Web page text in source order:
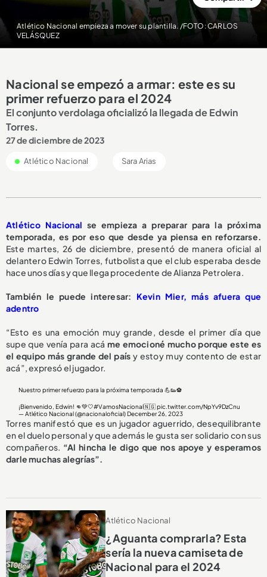
Atlético Nacional empieza a mover su plantilla. /FOTO: CARLOS
VELÁSQUEZ
Nacional se empezó a armar: este es su
primer refuerzo para el 2024
El conjunto verdolaga oficializó la llegada de Edwin
Torres.
27 de diciembre de 2023
Atlético Nacional Sara Arias
Atlético Nacional se empieza a preparar para la próxima
temporada, es por eso que desde ya piensa en reforzarse.
Este martes, 26 de diciembre, presentó de manera oficial al
delantero Edwin Torres, futbolista que el club esperaba desde
hace unos días y que llega procedente de Alianza Petrolera.
También le puede interesar: Kevin Mier, más afuera que
adentro
“Esto es una emoción muy grande, desde el primer día que
supe que venía para acá me emocioné mucho porque este es
el equipo más grande del país y estoy muy contento de estar
acá”, expresó el jugador.
Nuestro primer refuerzo para la próxima temporada 💪👟⚽️
¡Bienvenido, Edwin! 👊💚🤍#VamosNacional🇳🇬pic.twitter.com/NpYv9DzCnu
— Atlético Nacional (@nacionaloficial)December 26, 2023
Torres manifestó que es un jugador aguerrido, desequilibrante
en el duelo personal y que además le gusta ser solidario con sus
compañeros. “Al hincha le digo que nos apoye y esperamos
darle muchas alegrías”.
Atlético Nacional
¿Aguanta comprarla? Esta
sería la nueva camiseta de
Nacional para el 2024